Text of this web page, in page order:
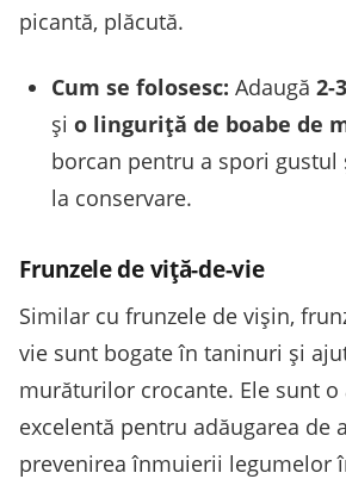
picantă, plăcută.
Cum se folosesc: Adaugă 2-
și o linguriță de boabe de
borcan pentru a spori gustul
la conservare.
Frunzele de viță-de-vie
Similar cu frunzele de vișin,
vie sunt bogate în taninuri și
murăturilor crocante. Ele sunt
excelentă pentru adăugarea de
prevenirea înmuierii legumelor